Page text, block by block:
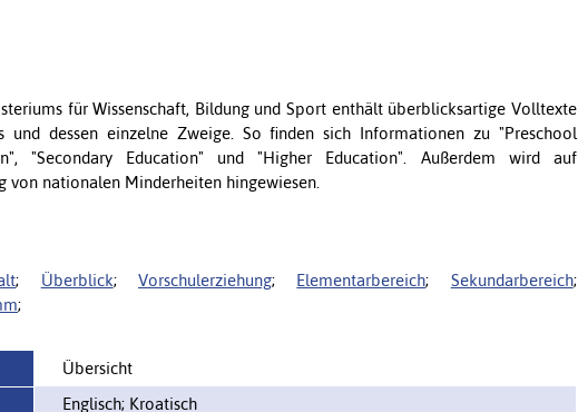
für Wissenschaft, Bildung und Sport enthält überblicksartige Volltexte
und dessen einzelne Zweige. So finden sich Informationen zu "Preschool
"Secondary Education" und "Higher Education". Außerdem wird auf
von nationalen Minderheiten hingewiesen.
; Überblick;Vorschulerziehung; Elementarbereich; Sekundarbereich;
;
Übersicht
Englisch; Kroatisch